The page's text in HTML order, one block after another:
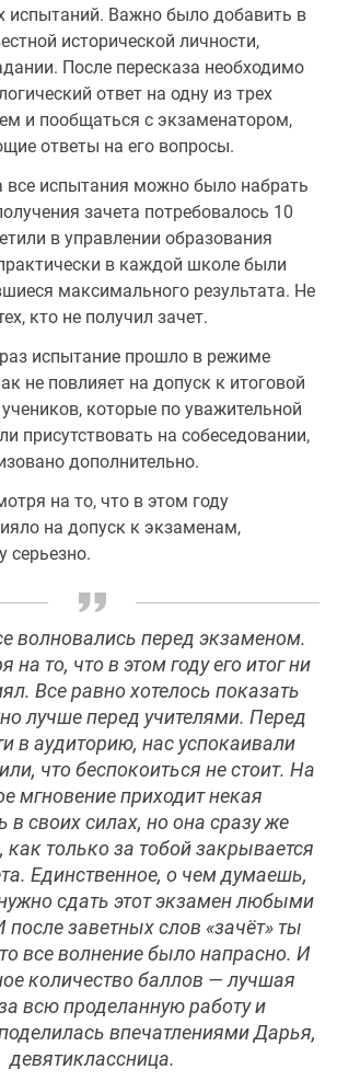
испытаний. Важно было добавить в
исторической личности,
После пересказа необходимо
ответ на одну из трех
и пообщаться с экзаменатором,
ответы на его вопросы.
испытания можно было набрать
зачета потребовалось 10
в управлении образования
в каждой школе были
максимального результата. Не
кто не получил зачет.
испытание прошло в режиме
не повлияет на допуск к итоговой
которые по уважительной
присутствовать на собеседовании,
дополнительно.
на то, что в этом году
на допуск к экзаменам,
серьезно.
волновались перед экзаменом.
на то, что в этом году его итог ни
Все равно хотелось показать
лучше перед учителями. Перед
в аудиторию, нас успокаивали
что беспокоиться не стоит. На
мгновение приходит некая
в своих силах, но она сразу же
как только за тобой закрывается
Единственное, о чем думаешь,
сдать этот экзамен любыми
заветных слов «зачёт» ты
все волнение было напрасно. И
количество баллов — лучшая
всю проделанную работу и
впечатлениями Дарья,
девятиклассница.